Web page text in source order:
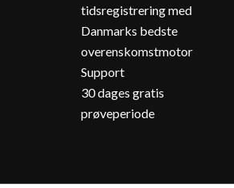
tidsregistrering med
Danmarks bedste
overenskomstmotor
Support
30 dages gratis
prøveperiode